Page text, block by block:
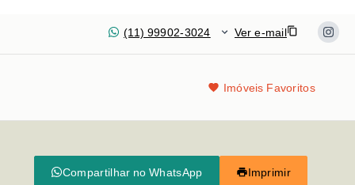
(11) 99902-3024 Ver e-mail
Imóveis Favoritos
Compartilhar no WhatsApp Imprimir